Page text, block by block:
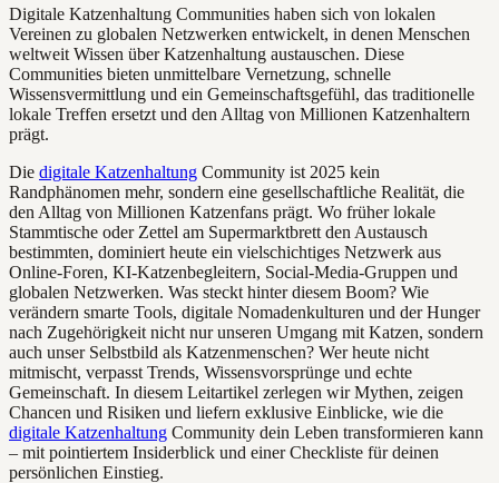
Digitale Katzenhaltung Communities haben sich von lokalen
Vereinen zu globalen Netzwerken entwickelt, in denen Menschen
weltweit Wissen über Katzenhaltung austauschen. Diese
Communities bieten unmittelbare Vernetzung, schnelle
Wissensvermittlung und ein Gemeinschaftsgefühl, das traditionelle
lokale Treffen ersetzt und den Alltag von Millionen Katzenhaltern
prägt.
Die digitale Katzenhaltung Community ist 2025 kein
Randphänomen mehr, sondern eine gesellschaftliche Realität, die
den Alltag von Millionen Katzenfans prägt. Wo früher lokale
Stammtische oder Zettel am Supermarktbrett den Austausch
bestimmten, dominiert heute ein vielschichtiges Netzwerk aus
Online-Foren, KI-Katzenbegleitern, Social-Media-Gruppen und
globalen Netzwerken. Was steckt hinter diesem Boom? Wie
verändern smarte Tools, digitale Nomadenkulturen und der Hunger
nach Zugehörigkeit nicht nur unseren Umgang mit Katzen, sondern
auch unser Selbstbild als Katzenmenschen? Wer heute nicht
mitmischt, verpasst Trends, Wissensvorsprünge und echte
Gemeinschaft. In diesem Leitartikel zerlegen wir Mythen, zeigen
Chancen und Risiken und liefern exklusive Einblicke, wie die
digitale Katzenhaltung Community dein Leben transformieren kann
– mit pointiertem Insiderblick und einer Checkliste für deinen
persönlichen Einstieg.